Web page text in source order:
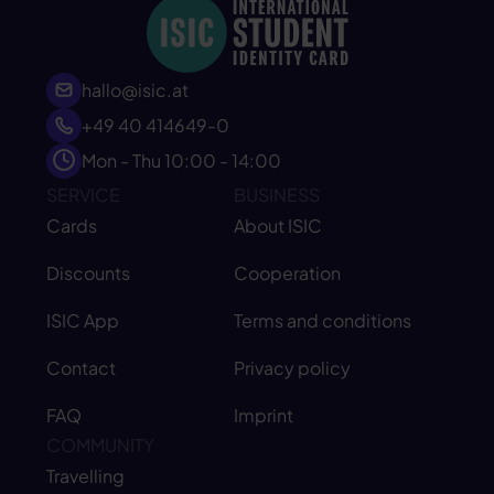
hallo@isic.at
+49 40 414649-0
Mon - Thu 10:00 - 14:00
Cards
Discounts
ISIC App
Contact
FAQ
About ISIC
Cooperation
Terms and conditions
Privacy policy
Imprint
Travelling